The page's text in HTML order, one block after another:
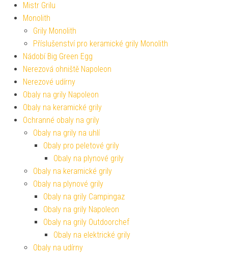
Mistr Grilu
Monolith
Grily Monolith
Příslušenství pro keramické grily Monolith
Nádobí Big Green Egg
Nerezová ohniště Napoleon
Nerezové udírny
Obaly na grily Napoleon
Obaly na keramické grily
Ochranné obaly na grily
Obaly na grily na uhlí
Obaly pro peletové grily
Obaly na plynové grily
Obaly na keramické grily
Obaly na plynové grily
Obaly na grily Campingaz
Obaly na grily Napoleon
Obaly na grily Outdoorchef
Obaly na elektrické grily
Obaly na udírny